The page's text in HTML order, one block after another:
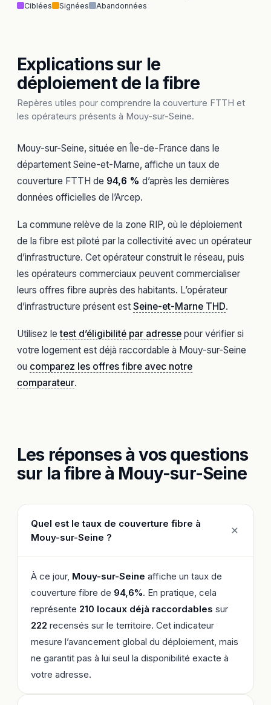
Ciblées
Signées Abandonnées
Explications sur le
déploiement de la fibre
Repères utiles pour comprendre la couverture FTTH et
les opérateurs présents à Mouy-sur-Seine.
Mouy-sur-Seine, située en Île-de-France dans le
département Seine-et-Marne, affiche un taux de
couverture FTTH de 94,6 % d’après les dernières
données officielles de l’Arcep.
La commune relève de la zone RIP, où le déploiement
de la fibre est piloté par la collectivité avec un opérateur
d’infrastructure. Cet opérateur construit le réseau, puis
les opérateurs commerciaux peuvent commercialiser
leurs offres fibre auprès des habitants. L’opérateur
d’infrastructure présent est Seine-et-Marne THD.
Utilisez letest d’éligibilité par adresse pour vérifier si
votre logement est déjà raccordable à Mouy-sur-Seine
ou comparez les offres fibre avec notre
comparateur.
Les réponses à vos questions
sur la fibre à Mouy-sur-Seine
Quel est le taux de couverture fibre à
Mouy-sur-Seine ?
À ce jour, Mouy-sur-Seine affiche un taux de
couverture fibre de 94,6%. En pratique, cela
représente 210 locaux déjà raccordables sur
222 recensés sur le territoire. Cet indicateur
mesure l’avancement global du déploiement, mais
ne garantit pas à lui seul la disponibilité exacte à
votre adresse.